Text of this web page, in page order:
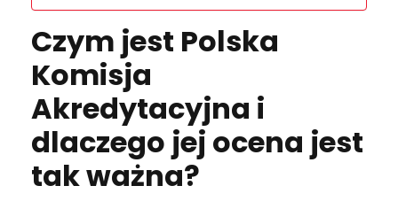
Czym jest Polska
Komisja
Akredytacyjna i
dlaczego jej ocena jest
tak ważna?